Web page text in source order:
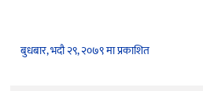
बुधबार, भदौ २९, २०७९ मा प्रकाशित